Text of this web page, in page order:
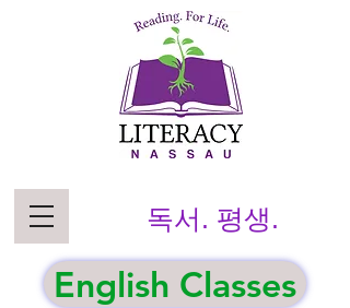
독서. 평생.
English Classes